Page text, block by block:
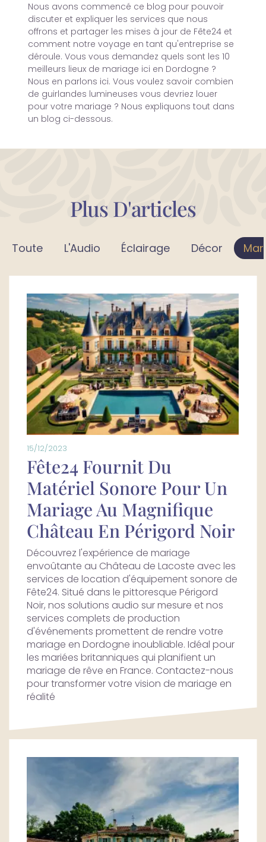
Nous avons commencé ce blog pour pouvoir
discuter et expliquer les services que nous
offrons et partager les mises à jour de Fête24 et
comment notre voyage en tant qu'entreprise se
déroule. Vous vous demandez quels sont les 10
meilleurs lieux de mariage ici en Dordogne ?
Nous en parlons ici. Vous voulez savoir combien
de guirlandes lumineuses vous devriez louer
pour votre mariage ? Nous expliquons tout dans
un blog ci-dessous.
Plus D'articles
Toute L'Audio Éclairage Décor
15/12/2023
Fête24 Fournit Du
Matériel Sonore Pour Un
Mariage Au Magnifique
Château En Périgord Noir
Découvrez l'expérience de mariage
envoûtante au Château de Lacoste avec les
services de location d'équipement sonore de
Fête24. Situé dans le pittoresque Périgord
Noir, nos solutions audio sur mesure et nos
services complets de production
d'événements promettent de rendre votre
mariage en Dordogne inoubliable. Idéal pour
les mariées britanniques qui planifient un
mariage de rêve en France. Contactez-nous
pour transformer votre vision de mariage en
réalité